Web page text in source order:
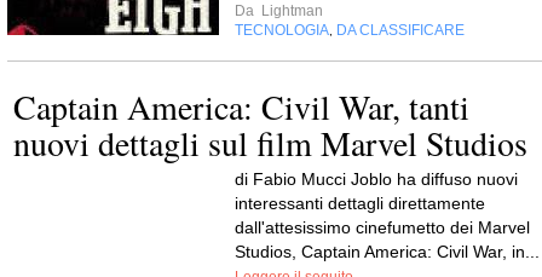
Da Lightman
TECNOLOGIA DA CLASSIFICARE
Captain America: Civil War, tanti
nuovi dettagli sul film Marvel Studios
di Fabio Mucci Joblo ha diffuso nuovi
interessanti dettagli direttamente
dall'attesissimo cinefumetto dei Marvel
Studios, Captain America: Civil War, in...